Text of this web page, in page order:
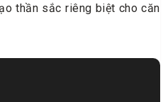
thần sắc riêng biệt cho căn